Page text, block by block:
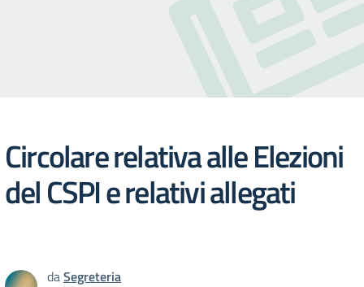
Circolare relativa alle Elezioni
del CSPI e relativi allegati
daSegreteria